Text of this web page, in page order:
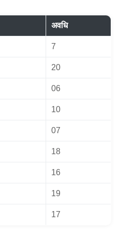
अवधि
7
20
06
10
07
18
16
19
17